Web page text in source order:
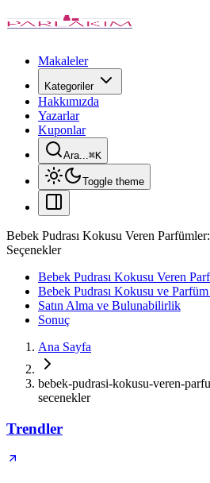
Makaleler
Kategoriler
Hakkımızda
Yazarlar
Kuponlar
Ara...⌘K
Toggle theme
Bebek Pudrası Kokusu Veren
Seçenekler
Bebek Pudrası Kokusu Veren
Bebek Pudrası Kokusu ve
Satın Alma ve Bulunabilirlik
Sonuç
Ana Sayfa
bebek-pudrasi-kokusu-veren-
secenekler
Trendler